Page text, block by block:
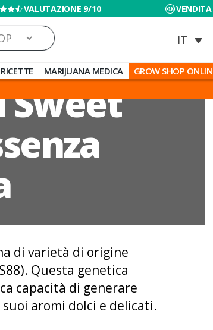
VALUTAZIONE 9/10
RICETTE MARIJUANA MEDICA GROW SHOP
Sweet
di varietà di origine
Questa genetica
capacità di generare
aromi dolci e delicati.